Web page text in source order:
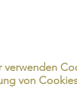
verwenden
von